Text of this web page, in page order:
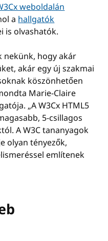
weboldalán
ahallgatók
is olvashatók.
nekünk, hogy akár
akár egy új szakmai
köszönhetően
Marie-Claire
„A W3Cx HTML5
5-csillagos
A W3C tananyagok
olyan tényezők,
említenek